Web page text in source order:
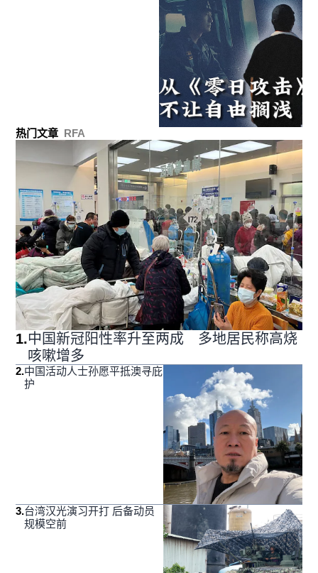
热门文章 RFA
1.中国新冠阳性率升至两成 多地居民称高烧
咳嗽增多
2.中国活动人士孙愿平抵澳寻庇
护
3.台湾汉光演习开打 后备动员
规模空前